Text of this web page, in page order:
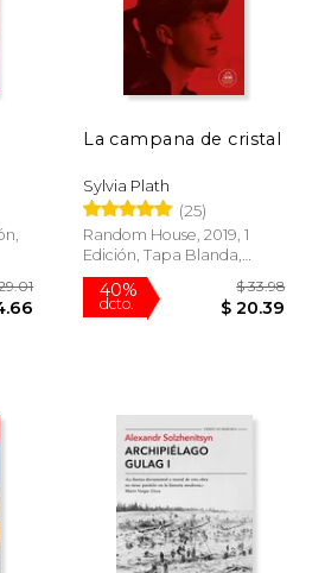
La campana de cristal
Sylvia Plath
(25)
Random House, 2019, 1
Edición, Tapa Blanda,
Nuevo